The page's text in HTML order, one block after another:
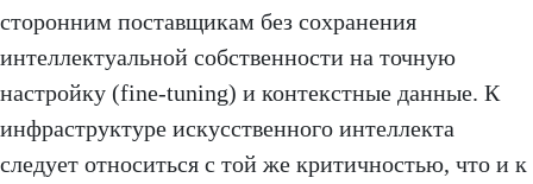
сторонним поставщикам без сохранения
интеллектуальной собственности на точную
настройку (fine-tuning) и контекстные данные. К
инфраструктуре искусственного интеллекта
следует относиться с той же критичностью, что и к